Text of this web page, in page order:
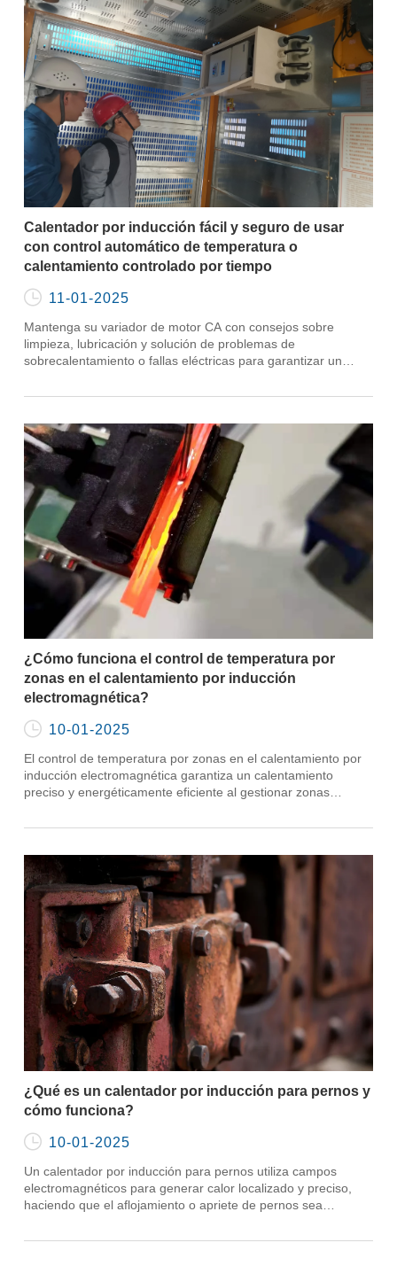
Calentador por inducción fácil y seguro de usar
con control automático de temperatura o
calentamiento controlado por tiempo
 11-01-2025
Mantenga su variador de motor CA con consejos sobre
limpieza, lubricación y solución de problemas de
sobrecalentamiento o fallas eléctricas para garantizar un
¿Cómo funciona el control de temperatura por
zonas en el calentamiento por inducción
electromagnética?
 10-01-2025
El control de temperatura por zonas en el calentamiento por
inducción electromagnética garantiza un calentamiento
preciso y energéticamente eficiente al gestionar zonas
¿Qué es un calentador por inducción para pernos y
cómo funciona?
 10-01-2025
Un calentador por inducción para pernos utiliza campos
electromagnéticos para generar calor localizado y preciso,
haciendo que el aflojamiento o apriete de pernos sea